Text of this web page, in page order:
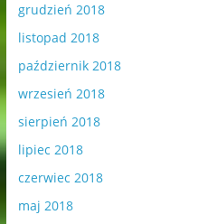
grudzień 2018
listopad 2018
październik 2018
wrzesień 2018
sierpień 2018
lipiec 2018
czerwiec 2018
maj 2018